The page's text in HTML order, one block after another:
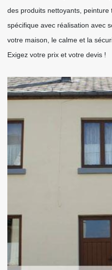
des produits nettoyants, peinture
spécifique avec réalisation avec
votre maison, le calme et la
Exigez votre prix et votre devis !